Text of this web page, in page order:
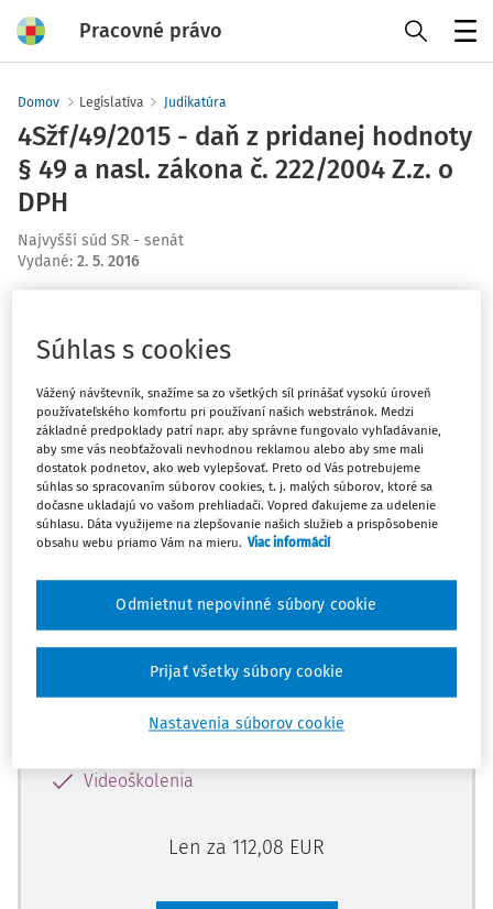
Pracovné právo
Domov Legislatíva Judikatúra
4Sžf/49/2015 - daň z pridanej hodnoty
§ 49 a nasl. zákona č. 222/2004 Z.z. o
DPH
Najvyšší súd SR - senát
Vydané: 2. 5. 2016
Tento dokument je len pre
predplatiteľov VIP.
Odomknite si prístup zakúpením
predplatného.
Vďaka tomu získate aj:
Všetky praktické nástroje: vzory, smart
Videoškolenia
Len za 112,08 EUR
Súhlas s cookies
Vážený návštevník, snažíme sa zo všetkých síl prinášať vysokú úroveň
používateľského komfortu pri používaní našich webstránok. Medzi
základné predpoklady patrí napr. aby správne fungovalo vyhľadávanie,
aby sme vás neobťažovali nevhodnou reklamou alebo aby sme mali
dostatok podnetov, ako web vylepšovať. Preto od Vás potrebujeme
súhlas so spracovaním súborov cookies, t. j. malých súborov, ktoré sa
dočasne ukladajú vo vašom prehliadači. Vopred ďakujeme za udelenie
súhlasu. Dáta využijeme na zlepšovanie našich služieb a prispôsobenie
obsahu webu priamo Vám na mieru. Viac informácií
Nastavenia súborov cookie
Odmietnut nepovinné súbory cookie
Prijať všetky súbory cookie